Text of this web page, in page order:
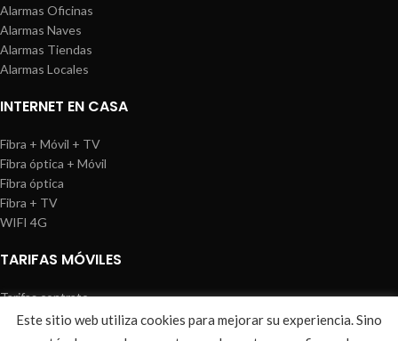
Alarmas Oficinas
Alarmas Naves
Alarmas Tiendas
Alarmas Locales
INTERNET EN CASA
Fibra + Móvil + TV
Fibra óptica + Móvil
Fibra óptica
Fibra + TV
WIFI 4G
TARIFAS MÓVILES
Tarifas contrato
Tarifas prepago
WIREDOSAFE Aviso Legal Política de Cookies |Sitemap
Este sitio web utiliza cookies para mejorar su experiencia. Sino